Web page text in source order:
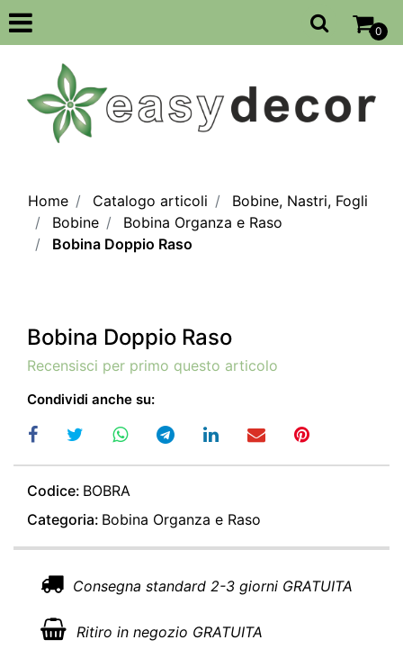
Open
0
Home Catalogo articoli
Bobine, Nastri, Fogli
Bobine
Bobina Organza e Raso
Bobina Doppio Raso
Bobina Doppio Raso
Recensisci per primo questo articolo
Condividi anche su:
Codice: BOBRA
Categoria: Bobina Organza e Raso
Consegna standard 2-3 giorni GRATUITA
Ritiro in negozio GRATUITA